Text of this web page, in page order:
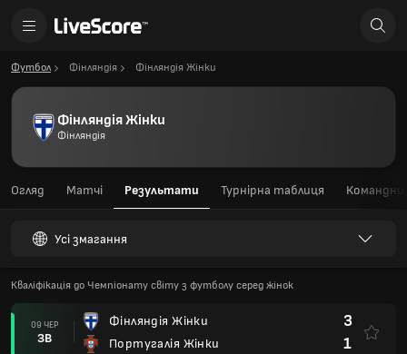
Футбол Фінляндія Фінляндія Жінки
Фінляндія Жінки
Фінляндія
Огляд Матчі Результати Турнірна таблиця
Усі змагання
Кваліфікація до Чемпіонату світу з футболу серед жінок
09 ЧЕР
ЗВ
Фінляндія Жінки
Португалія Жінки
3
1